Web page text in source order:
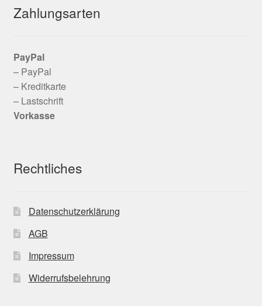
Zahlungsarten
PayPal
– PayPal
– Kreditkarte
– Lastschrift
Vorkasse
Rechtliches
Datenschutzerklärung
AGB
Impressum
Widerrufsbelehrung